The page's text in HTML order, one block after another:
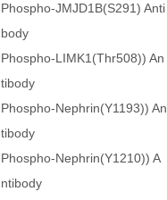
Phospho-JMJD1B(S291) Anti
body
Phospho-LIMK1(Thr508)) An
tibody
Phospho-Nephrin(Y1193)) An
tibody
Phospho-Nephrin(Y1210)) A
ntibody